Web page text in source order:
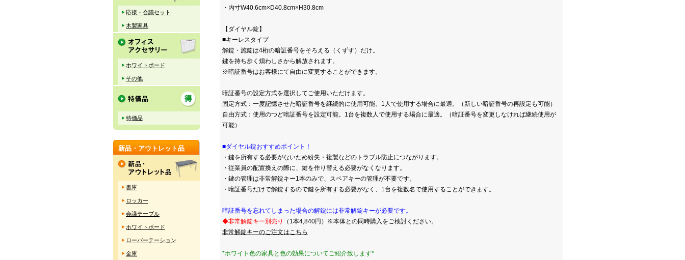
・内寸W40.6cm×D40.8cm×H30.8cm
【ダイヤル錠】
■キーレスタイプ
解錠・施錠は4桁の暗証番号をそろえる（くずす）だけ。
鍵を持ち歩く煩わしさから解放されます。
※暗証番号はお客様にて自由に変更することができます。
暗証番号の設定方式を選択してご使用いただけます。
固定方式：一度記憶させた暗証番号を継続的に使用可能。1人で使用する場合に最適。（新しい暗証番号の再設定も可能）
自由方式：使用のつど暗証番号を設定可能。1台を複数人で使用する場合に最適。（暗証番号を変更しなければ継続使用が
可能）
■ダイヤル錠おすすめポイント！
・鍵を所有する必要がないため紛失・複製などのトラブル防止につながります。
・従業員の配置換えの際に、鍵を作り替える必要がなくなります。
・鍵の管理は非常解錠キー1本のみで、スペアキーの管理が不要です。
・暗証番号だけで解錠するので鍵を所有する必要がなく、1台を複数名で使用することができます。
暗証番号を忘れてしまった場合の解錠には非常解錠キーが必要です。
◆非常解錠キー別売り
（1本4,840円）※本体との同時購入をご検討ください。
非常解錠キーのご注文はこちら
*ホワイト色の家具と色の効果についてご紹介致します*
応接・会議セット
木製家具
ホワイトボード
その他
特価品
新品・アウトレット品
書庫
ロッカー
会議テーブル
ホワイトボード
ローパーテーション
金庫